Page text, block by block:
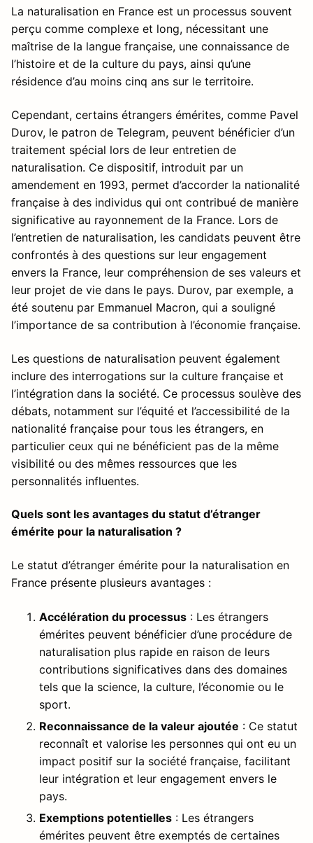
La naturalisation en France est un processus souvent
perçu comme complexe et long, nécessitant une
maîtrise de la langue française, une connaissance de
l’histoire et de la culture du pays, ainsi qu’une
résidence d’au moins cinq ans sur le territoire.
Cependant, certains étrangers émérites, comme Pavel
Durov, le patron de Telegram, peuvent bénéficier d’un
traitement spécial lors de leur entretien de
naturalisation. Ce dispositif, introduit par un
amendement en 1993, permet d’accorder la nationalité
française à des individus qui ont contribué de manière
significative au rayonnement de la France. Lors de
l’entretien de naturalisation, les candidats peuvent être
confrontés à des questions sur leur engagement
envers la France, leur compréhension de ses valeurs et
leur projet de vie dans le pays. Durov, par exemple, a
été soutenu par Emmanuel Macron, qui a souligné
l’importance de sa contribution à l’économie française.
Les questions de naturalisation peuvent également
inclure des interrogations sur la culture française et
l’intégration dans la société. Ce processus soulève des
débats, notamment sur l’équité et l’accessibilité de la
nationalité française pour tous les étrangers, en
particulier ceux qui ne bénéficient pas de la même
visibilité ou des mêmes ressources que les
personnalités influentes.
Quels sont les avantages du statut d’étranger
émérite pour la naturalisation ?
Le statut d’étranger émérite pour la naturalisation en
France présente plusieurs avantages :
Accélération du processus : Les étrangers
émérites peuvent bénéficier d’une procédure de
naturalisation plus rapide en raison de leurs
contributions significatives dans des domaines
tels que la science, la culture, l’économie ou le
sport.
Reconnaissance de la valeur ajoutée : Ce statut
reconnaît et valorise les personnes qui ont eu un
impact positif sur la société française, facilitant
leur intégration et leur engagement envers le
pays.
Exemptions potentielles : Les étrangers
émérites peuvent être exemptés de certaines